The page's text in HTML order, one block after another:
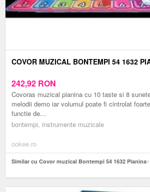
COVOR MUZICAL BONTEMPI 54 1632
242,92 RON
Covoras muzical pianina cu 10 taste si 8
melodii demo iar volumul poate fi cintrolat
functie de...
bontempi, instrumente muzicale
ookee.ro
Similar cu Covor muzical Bontempi 54 1632 Pianina